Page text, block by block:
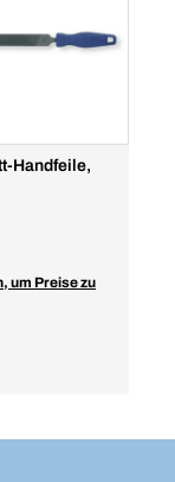
Handfeile,
um Preise zu